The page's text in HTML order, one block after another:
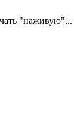
"наживую"...